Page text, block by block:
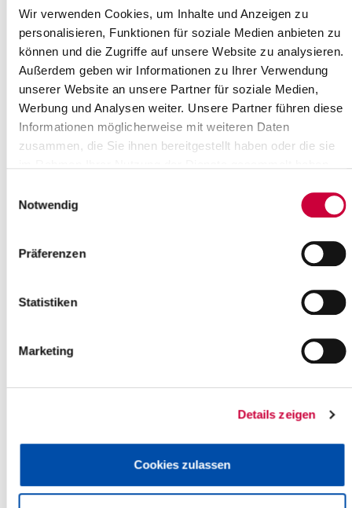
Wir verwenden Cookies, um Inhalte und Anzeigen zu
personalisieren, Funktionen für soziale Medien anbieten zu
können und die Zugriffe auf unsere Website zu analysieren.
Außerdem geben wir Informationen zu Ihrer Verwendung
unserer Website an unsere Partner für soziale Medien,
Werbung und Analysen weiter. Unsere Partner führen diese
Informationen möglicherweise mit weiteren Daten
zusammen, die Sie ihnen bereitgestellt haben oder die sie
Notwendig
Präferenzen
Statistiken
Marketing
Details zeigen
Cookies zulassen
behinderungsbedingter Bedarf ist gegeben, ein breites Spektrum
an Unterstützungsmöglichkeiten, die individuell auf die
Bedürfnisse der Antragsteller/innen abgestimmt sind. Dies
können zum Beispiel sein:
⇒ Leistungen für Kinder
heilpädagogische Leistungen
Interdisziplinäre Frühförderung
Hilfen zur schulischen oder hochschulischen
Ansprechpartner/innen finden Sie
Leistungen zur Teilhabe am Arbeitsleben
Werkstatt für behinderte Menschen (WfbM)
Arbeitgebern)